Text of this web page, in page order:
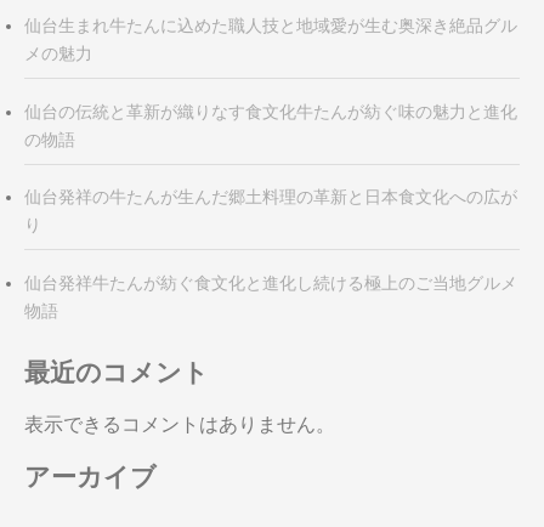
仙台生まれ牛たんに込めた職人技と地域愛が生む奥深き絶品グル
メの魅力
仙台の伝統と革新が織りなす食文化牛たんが紡ぐ味の魅力と進化
の物語
仙台発祥の牛たんが生んだ郷土料理の革新と日本食文化への広が
り
仙台発祥牛たんが紡ぐ食文化と進化し続ける極上のご当地グルメ
物語
最近のコメント
表示できるコメントはありません。
アーカイブ